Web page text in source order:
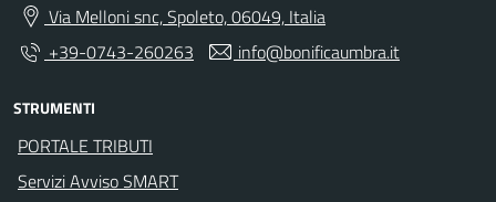
Via Melloni snc, Spoleto, 06049, Italia
+39-0743-260263
info@bonificaumbra.it
STRUMENTI
PORTALE TRIBUTI
Servizi Avviso SMART